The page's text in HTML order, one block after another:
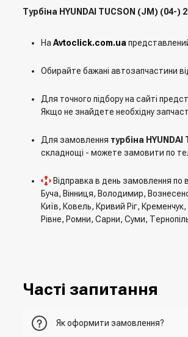
Турбіна HYUNDAI TUCSON (JM) (04-)
На Avtoclick.com.ua
Обирайте бажані автозапчастини
Для точного підбору на сайті
Якщо не знайдете необхідну
Для замовлення турбіна
складнощі - можете замовити по
Відправка в день замовлення по
Буча, Вінниця, Володимир,
Київ, Ковель, Кривий Ріг,
Рівне, Ромни, Сарни, Суми,
Часті запитання
Як оформити замовлення?